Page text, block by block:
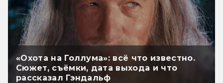
«Охота на Голлума»: всё что известно.
Сюжет, съёмки, дата выхода и что
рассказал Гэндальф